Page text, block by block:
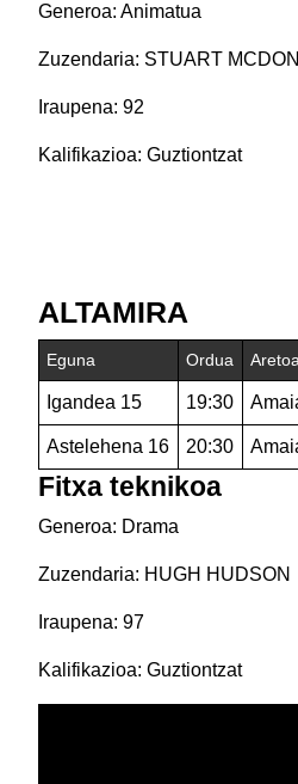
Generoa: Animatua
Zuzendaria: STUART
Iraupena: 92
Kalifikazioa: Guztiontzat
ALTAMIRA
Eguna Ordua Aretoa
Igandea 15 19:30
Astelehena 16 20:30
Fitxa teknikoa
Generoa: Drama
Zuzendaria: HUGH HUDSON
Iraupena: 97
Kalifikazioa: Guztiontzat